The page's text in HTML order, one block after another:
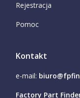
Rejestracja
Pomoc
Kontakt
e-mail:
Factory Part